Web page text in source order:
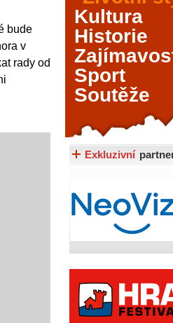
bude
v
rady od
skvělé
je ale také
vyzkoušet
moravské
klasické
Kultura
Historie
Sport
Soutěže
Exkluzivní